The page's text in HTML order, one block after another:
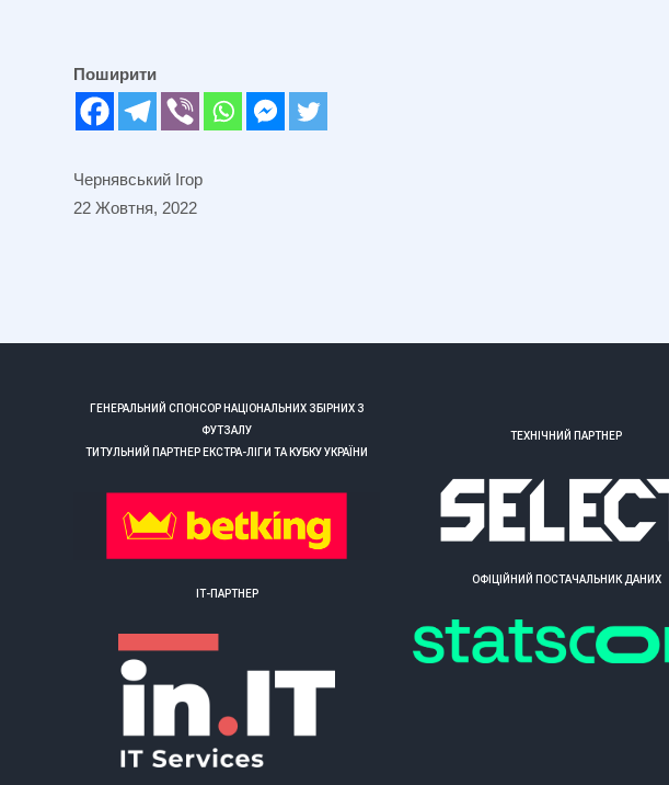
Поширити
Чернявський Ігор
22 Жовтня, 2022
ГЕНЕРАЛЬНИЙ СПОНСОР НАЦІОНАЛЬНИХ ЗБІРНИХ З
ФУТЗАЛУ
ТИТУЛЬНИЙ ПАРТНЕР ЕКСТРА-ЛІГИ ТА КУБКУ УКРАЇНИ
ІТ-ПАРТНЕР
ТЕХНІЧНИЙ ПАРТНЕР
ОФІЦІЙНИЙ ПОСТАЧАЛЬНИК ДАНИХ